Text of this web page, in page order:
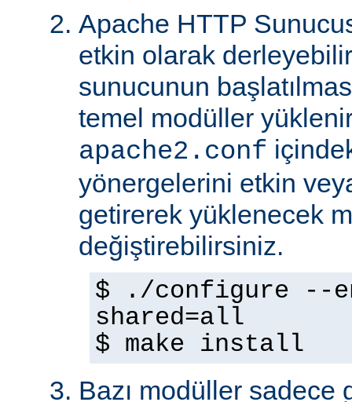
Apache HTTP
etkin olarak
sunucunun
temel modüller
apache2.conf
yönergelerini etkin
getirerek yüklenecek
değiştirebilirsiniz.
$ ./configure --
shared=all
$ make install
Bazı modüller